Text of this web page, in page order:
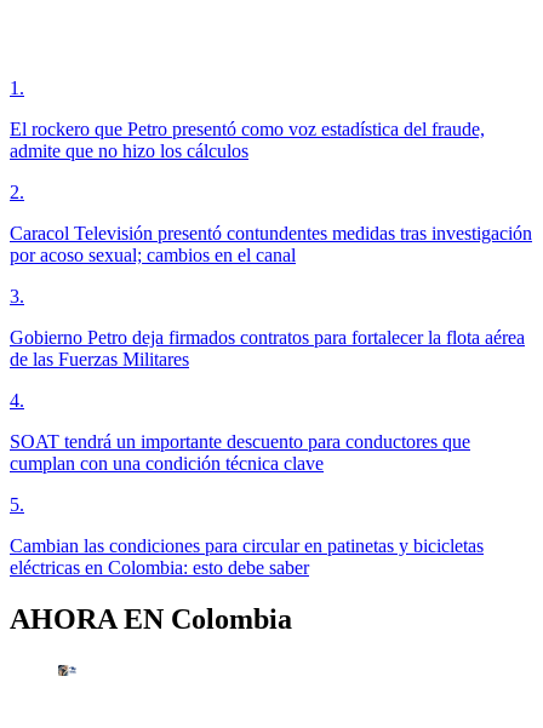
1 .
El rockero que Petro presentó como voz estadística del fraude,
admite que no hizo los cálculos
2.
Caracol Televisión presentó contundentes medidas tras investigación
por acoso sexual; cambios en el canal
3.
Gobierno Petro deja firmados contratos para fortalecer la flota aérea
de las Fuerzas Militares
4.
SOAT tendrá un importante descuento para conductores que
cumplan con una condición técnica clave
5.
Cambian las condiciones para circular en patinetas y bicicletas
eléctricas en Colombia: esto debe saber
AHORA EN Colombia